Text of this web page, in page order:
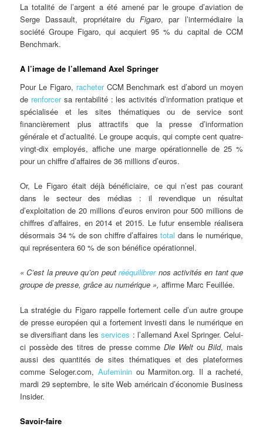
La totalité de l’argent a été amené par le groupe d’aviation de
Serge Dassault, propriétaire duFigaro, par l’intermédiaire la
société Groupe Figaro, qui acquiert 95 % du capital de CCM
Benchmark.
A l’image de l’allemand Axel Springer
Pour Le Figaro, racheterCCM Benchmark est d’abord un moyen
de renforcersa rentabilité : les activités d’information pratique et
spécialisée et les sites thématiques ou de service sont
financièrement plus attractifs que la presse d’information
générale et d’actualité. Le groupe acquis, qui compte cent quatre-
vingt-dix employés, affiche une marge opérationnelle de 25 %
pour un chiffre d’affaires de 36 millions d’euros.
Or, Le Figaro était déjà bénéficiaire, ce qui n’est pas courant
dans le secteur des médias : il revendique un résultat
d’exploitation de 20 millions d’euros environ pour 500 millions de
chiffres d’affaires, en 2014 et 2015. Le futur ensemble réalisera
désormais 34 % de son chiffre d’affairestotal dans le numérique,
qui représentera 60 % de son bénéfice opérationnel.
« C’est la preuve qu’on peutrééquilibrernos activités en tant que
groupe de presse, grâce au numérique »,affirme Marc Feuillée.
La stratégie du Figaro rappelle fortement celle d’un autre groupe
de presse européen qui a fortement investi dans le numérique en
se diversifiant dans lesservices : l’allemand Axel Springer. Celui-
ci possède des titres de presse comme Die WeltouBild, mais
aussi des quantités de sites thématiques et des plateformes
comme Seloger.com, Aufemininou Marmiton.org. Il a racheté,
mardi 29 septembre, le site Web américain d’économie Business
Insider.
Savoir-faire